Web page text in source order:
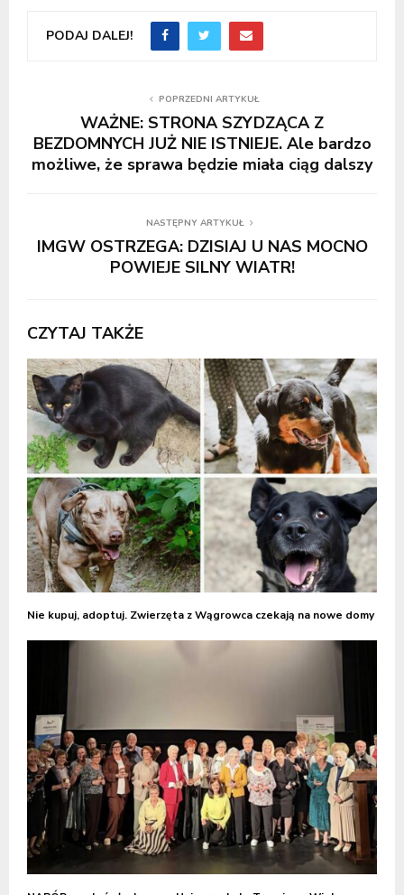
PODAJ DALEJ!
POPRZEDNI ARTYKUŁ
WAŻNE: STRONA SZYDZĄCA Z
BEZDOMNYCH JUŻ NIE ISTNIEJE. Ale bardzo
możliwe, że sprawa będzie miała ciąg dalszy
NASTĘPNY ARTYKUŁ
IMGW OSTRZEGA: DZISIAJ U NAS MOCNO
POWIEJE SILNY WIATR!
CZYTAJ TAKŻE
Nie kupuj, adoptuj. Zwierzęta z Wągrowca czekają na nowe domy